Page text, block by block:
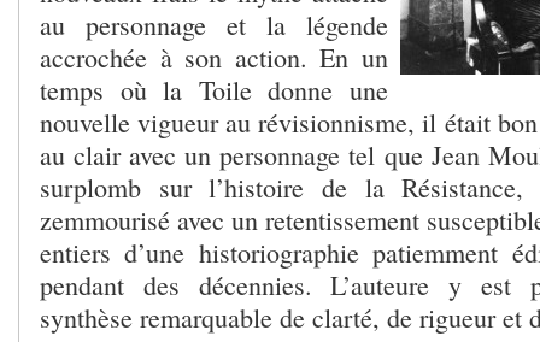
au personnage et la légende
accrochée à son action. En un
temps où la Toile donne une
nouvelle vigueur au révisionnisme, il était
au clair avec un personnage tel que Jean
surplomb sur l’histoire de la
zemmourisé avec un retentissement
entiers d’une historiographie patiemment
pendant des décennies. L’auteure y est
synthèse remarquable de clarté, de rigueur et